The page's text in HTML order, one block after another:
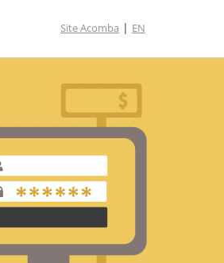
Site Acomba | EN